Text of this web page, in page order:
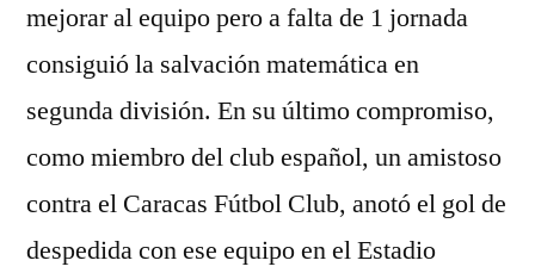
mejorar al equipo pero a falta de 1 jornada
consiguió la salvación matemática en
segunda división. En su último compromiso,
como miembro del club español, un amistoso
contra el Caracas Fútbol Club, anotó el gol de
despedida con ese equipo en el Estadio